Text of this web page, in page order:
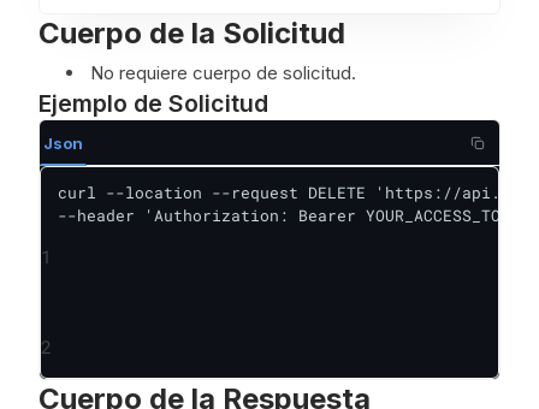
Cuerpo de la Solicitud
No requiere cuerpo de solicitud.
Ejemplo de Solicitud
Json
curl --location --request DELETE 'https://
--header 'Authorization: Bearer
1
2
Cuerpo de la Respuesta